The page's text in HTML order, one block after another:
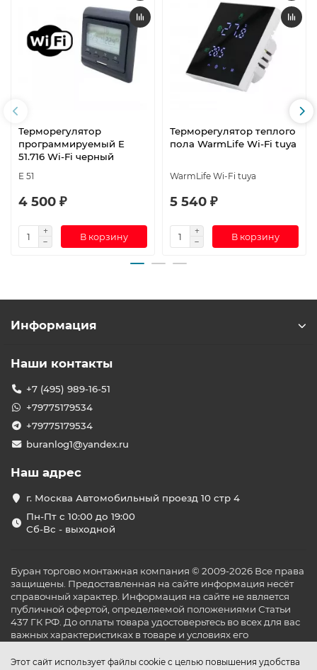
Терморегулятор
программируемый E
51.716 Wi-Fi черный
E 51
4 500 ₽
В корзину
Терморегулятор теплого
пола WarmLife Wi-Fi tuya
WarmLife Wi-Fi tuya
5 540 ₽
В корзину
Этот сайт использует файлы cookie с целью повышения удобства
Информация
Наши контакты
+7 (495) 989-16-51
+79775179534
+79775179534
buranlog1@yandex.ru
Наш адрес
г. Москва Автомобильный проезд 10 стр 4
Пн-Пт с 10:00 до 19:00
Сб-Вс - выходной
Буран торгово монтажная компания © 2009-2026 Все права
защищены. Предоставленная на сайте информация несёт
справочный характер. Информация на сайте не является
публичной офертой, определяемой положениями Статьи
437 ГК РФ. До оплаты товара удостоверьтесь во всех для вас
важных характеристиках в товаре и условиях его